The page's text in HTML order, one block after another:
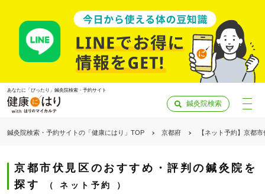
あなたに「ぴったり」鍼灸院検索・予約サイト
鍼灸院検索
鍼灸院検索・予約サイトの「健康にはり」TOP 京都府 【ネット予約】京都
京都市伏見区のおすすめ・評判の鍼灸院を
探す
ネット予約